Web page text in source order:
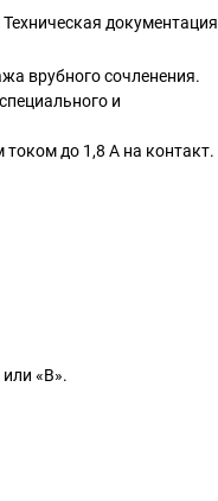
Техническая документация
врубного сочленения.
и
до 1,8 А на контакт.
«В».